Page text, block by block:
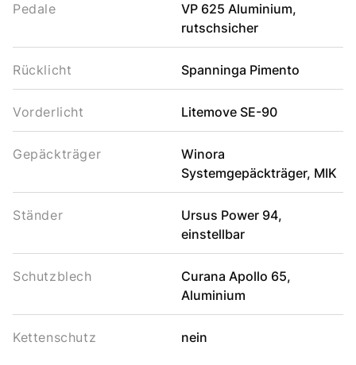
Pedale
VP 625 Aluminium,
rutschsicher
Rücklicht Spanninga Pimento
Vorderlicht Litemove SE-90
Gepäckträger
Winora
Systemgepäckträger, MIK
Ständer
Ursus Power 94,
einstellbar
Schutzblech
Curana Apollo 65,
Aluminium
Kettenschutz nein